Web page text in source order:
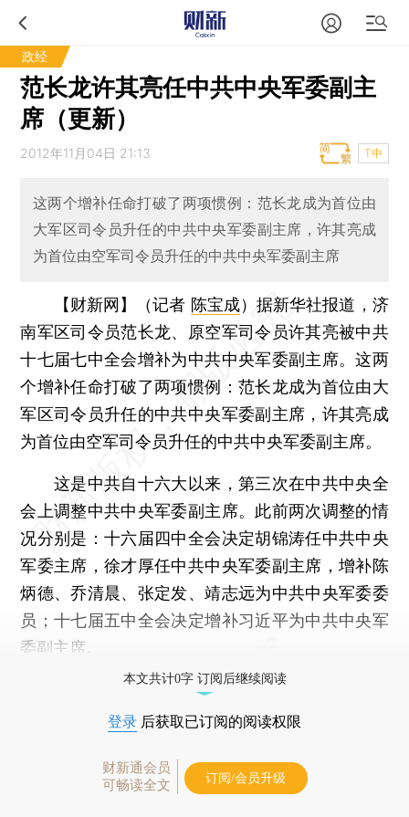
政经
范长龙许其亮任中共中央军委副主
席（更新）
2012年11月04日 21:13 T中
这两个增补任命打破了两项惯例：范长龙成为首位由
大军区司令员升任的中共中央军委副主席，许其亮成
为首位由空军司令员升任的中共中央军委副主席
【财新网】（记者 陈宝成） 据新华社报道，济
南军区司令员范长龙、原空军司令员许其亮被中共
十七届七中全会增补为中共中央军委副主席。这两
个增补任命打破了两项惯例：范长龙成为首位由大
军区司令员升任的中共中央军委副主席，许其亮成
为首位由空军司令员升任的中共中央军委副主席。
这是中共自十六大以来，第三次在中共中央全
会上调整中共中央军委副主席。此前两次调整的情
况分别是：十六届四中全会决定胡锦涛任中共中央
军委主席，徐才厚任中共中央军委副主席，增补陈
炳德、乔清晨、张定发、靖志远为中共中央军委委
员；十七届五中全会决定增补习近平为中共中央军
委副主席。
本文共计0字 订阅后继续阅读
登录 后获取已订阅的阅读权限
财新通会员
可畅读全文
订阅/会员升级